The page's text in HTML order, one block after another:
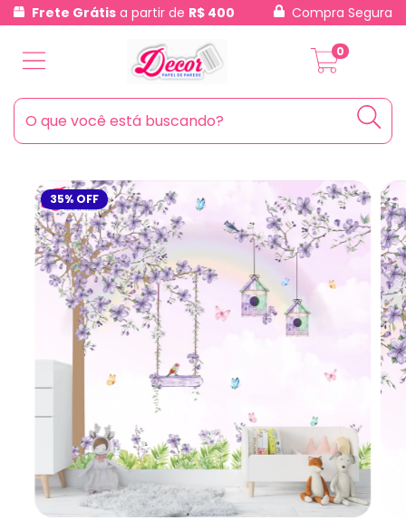
Frete Grátis a partir de R$ 400 Compra Segura
0
35% OFF